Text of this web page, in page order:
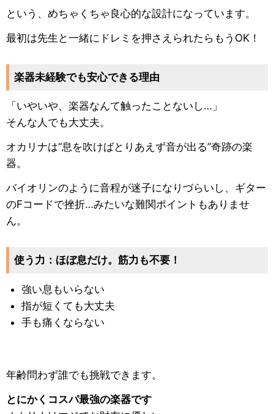
という、めちゃくちゃ良心的な設計になっています。
最初は先生と一緒にドレミを押さえられたらもうOK！
楽器未経験でも安心できる理由
「いやいや、楽器なんて触ったことないし…」
そんな人でも大丈夫。
オカリナは“息を吹けばとりあえず音が出る”奇跡の楽
器。
バイオリンのように音程が迷子になりづらいし、ギター
のFコードで挫折…みたいな難関ポイントもありませ
ん。
使う力：ほぼ息だけ。筋力も不要！
強い息もいらない
指が短くても大丈夫
手も痛くならない
年齢問わず誰でも挑戦できます。
とにかくコスパ最強の楽器です